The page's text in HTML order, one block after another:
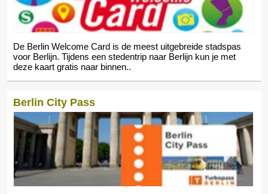
De Berlin Welcome Card is de meest uitgebreide stadspas
voor Berlijn. Tijdens een stedentrip naar Berlijn kun je met
deze kaart gratis naar binnen..
Berlin City Pass